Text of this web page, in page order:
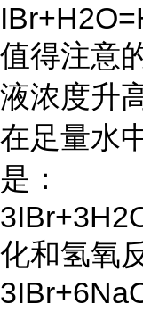
值得注意
液浓度升
在足量水
是：
化和氢氧